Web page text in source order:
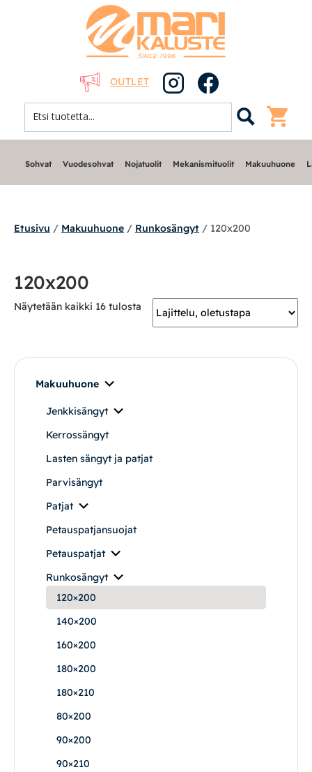
OUTLET
Nojatuolit
Makuuhuone
Pöydät ja tuolit
Säilytys
Matot
Ulkokalusteet
Valaisimet
Vuodesohvat
Senioreille
Oma tili
Sohvat Vuodesohvat Nojatuolit Mekanismituolit Makuuhuone
Etusivu / Makuuhuone / Runkosängyt / 120x200
120x200
Näytetään kaikki 16 tulosta
Makuuhuone
Jenkkisängyt
Kerrossängyt
Lasten sängyt ja patjat
Parvisängyt
Patjat
Petauspatjansuojat
Petauspatjat
Runkosängyt
120×200
140×200
160×200
180×200
180×210
80×200
90×200
90×210